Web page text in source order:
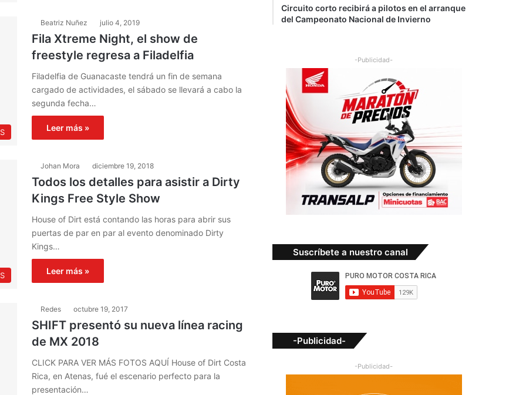
Beatriz Nuñez julio 4, 2019
Fila Xtreme Night, el show de
freestyle regresa a Filadelfia
Filadelfia de Guanacaste tendrá un fin de semana
cargado de actividades, el sábado se llevará a cabo la
segunda fecha…
Leer más »
Johan Mora diciembre 19, 2018
Todos los detalles para asistir a Dirty
Kings Free Style Show
House of Dirt está contando las horas para abrir sus
puertas de par en par al evento denominado Dirty
Kings…
Leer más »
Redes octubre 19, 2017
SHIFT presentó su nueva línea racing
de MX 2018
CLICK PARA VER MÁS FOTOS AQUÍ House of Dirt Costa
Rica, en Atenas, fué el escenario perfecto para la
presentación…
Circuito corto recibirá a pilotos en el arranque
del Campeonato Nacional de Invierno
-Publicidad-
Suscríbete a nuestro canal
-Publicidad-
-Publicidad-